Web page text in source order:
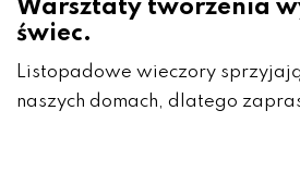
Warsztaty tworzenia
świec.
Listopadowe wieczory
naszych domach, dlatego